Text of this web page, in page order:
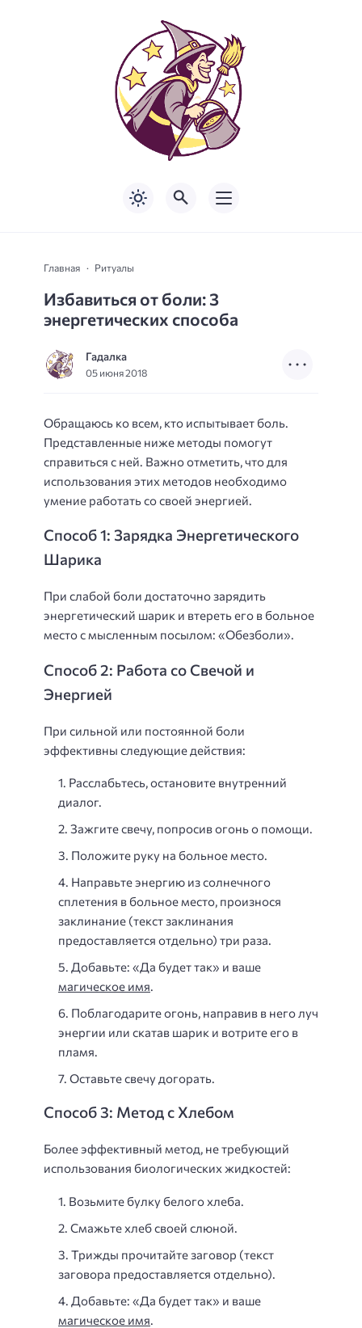
Главная Ритуалы
Избавиться от боли: 3
энергетических способа
Гадалка
05 июня 2018
Обращаюсь ко всем, кто испытывает боль.
Представленные ниже методы помогут
справиться с ней. Важно отметить, что для
использования этих методов необходимо
умение работать со своей энергией.
Способ 1: Зарядка Энергетического
Шарика
При слабой боли достаточно зарядить
энергетический шарик и втереть его в больное
место с мысленным посылом: «Обезболи».
Способ 2: Работа со Свечой и
Энергией
При сильной или постоянной боли
эффективны следующие действия:
Расслабьтесь, остановите внутренний
диалог.
Зажгите свечу, попросив огонь о помощи.
Положите руку на больное место.
Направьте энергию из солнечного
сплетения в больное место, произнося
заклинание (текст заклинания
предоставляется отдельно) три раза.
Добавьте: «Да будет так» и ваше
магическое имя.
Поблагодарите огонь, направив в него луч
энергии или скатав шарик и вотрите его в
пламя.
Оставьте свечу догорать.
Способ 3: Метод с Хлебом
Более эффективный метод, не требующий
использования биологических жидкостей:
Возьмите булку белого хлеба.
Смажьте хлеб своей слюной.
Трижды прочитайте заговор (текст
заговора предоставляется отдельно).
Добавьте: «Да будет так» и ваше
магическое имя